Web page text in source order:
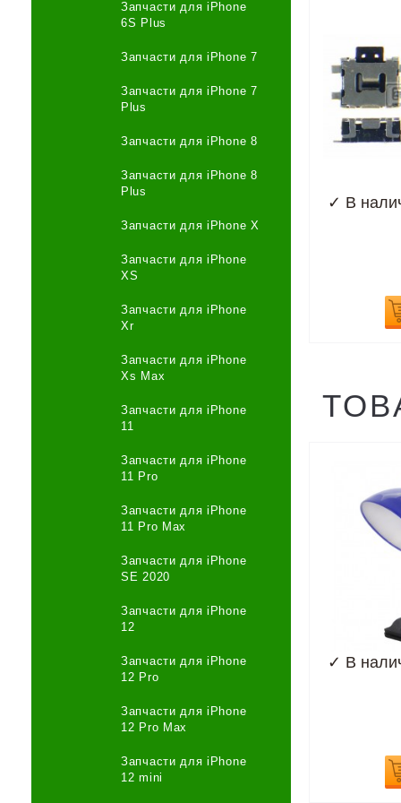
Запчасти для iPhone
6S Plus
Запчасти для iPhone 7
Запчасти для iPhone 7
Plus
Запчасти для iPhone 8
Запчасти для iPhone 8
Plus
Запчасти для iPhone X
Запчасти для iPhone
XS
Запчасти для iPhone
Xr
Запчасти для iPhone
Xs Max
Запчасти для iPhone
11
Запчасти для iPhone
11 Pro
Запчасти для iPhone
11 Pro Max
Запчасти для iPhone
SE 2020
Запчасти для iPhone
12
Запчасти для iPhone
12 Pro
Запчасти для iPhone
12 Pro Max
Запчасти для iPhone
12 mini
✓ В
✓ В